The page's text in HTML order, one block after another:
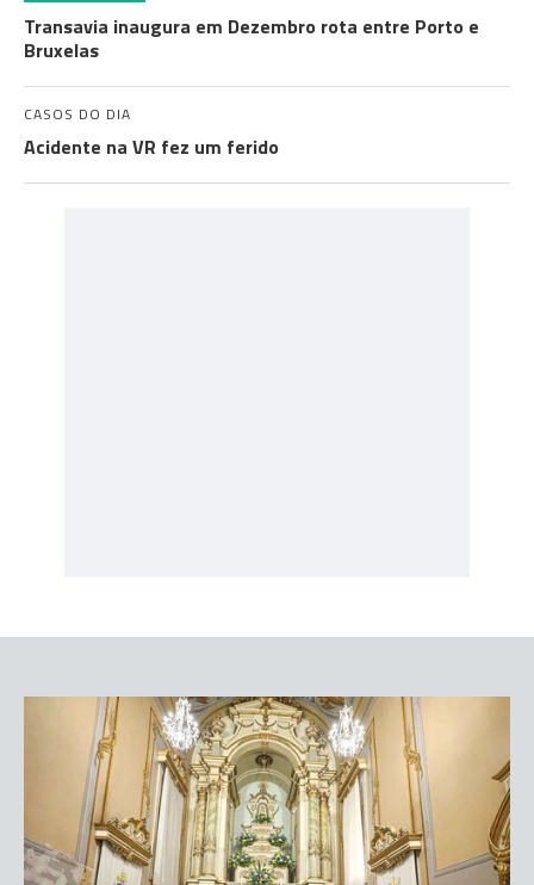
Transavia inaugura em Dezembro rota entre Porto e
Bruxelas
CASOS DO DIA
Acidente na VR fez um ferido